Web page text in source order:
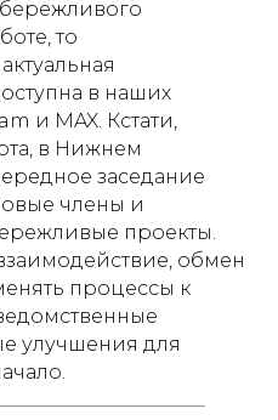
то
в наших
и MAX. Кстати,
в Нижнем
заседание
члены и
проекты.
обмен
процессы к
улучшения для